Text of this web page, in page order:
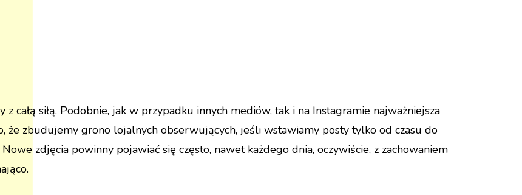
całą siłą. Podobnie, jak w przypadku innych mediów, tak i na Instagramie najważniejsza
że zbudujemy grono lojalnych obserwujących, jeśli wstawiamy posty tylko od czasu do
zdjęcia powinny pojawiać się często, nawet każdego dnia, oczywiście, z zachowaniem